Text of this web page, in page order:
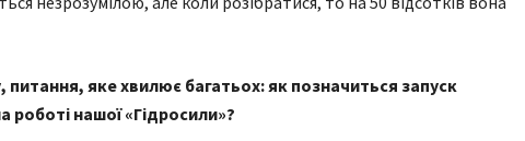
питання, яке хвилює багатьох: як позначиться запуск
роботі нашої «Гідросили»?